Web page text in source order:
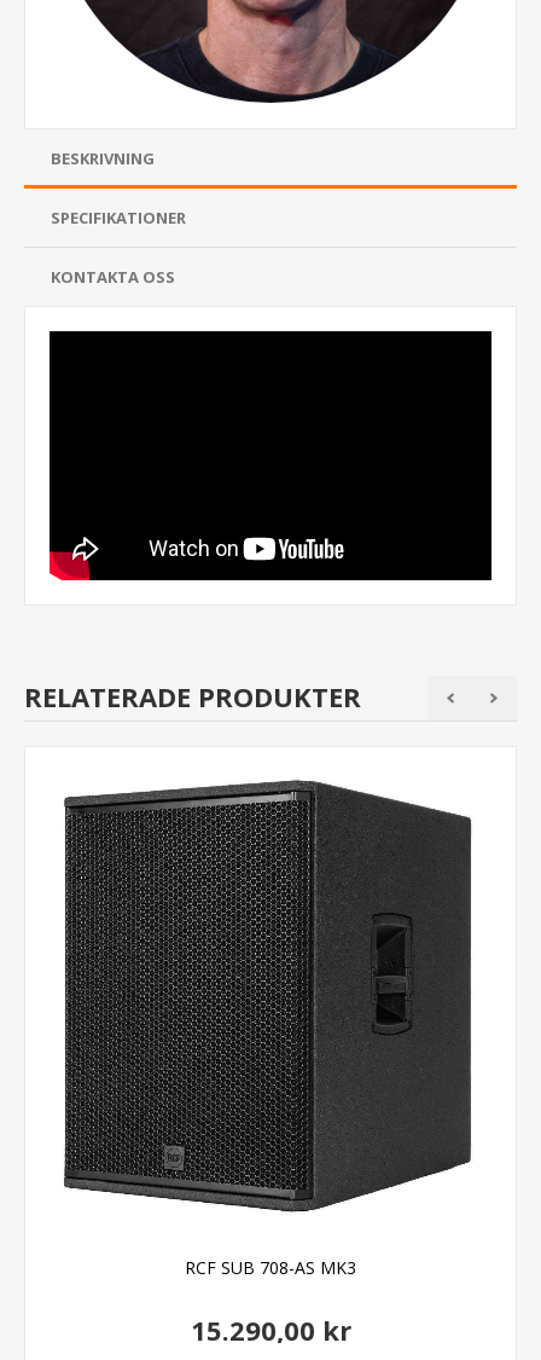
BESKRIVNING
SPECIFIKATIONER
KONTAKTA OSS
RELATERADE PRODUKTER
RCF SUB 708-AS MK3
15.290,00 kr